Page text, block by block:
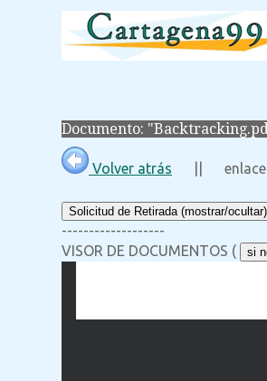
Documento:
Volver atrás || enlace
Solicitud de Retirada (mostrar/ocultar)
-------------------
VISOR DE DOCUMENTOS (
si